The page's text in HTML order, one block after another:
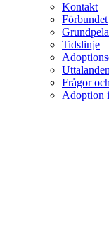
Kontakt
Förbundet
Tidslinje
Uttalanden
Frågor
Adoption